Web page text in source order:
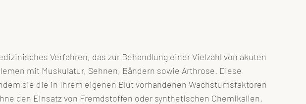
Verfahren, das zur Behandlung einer Vielzahl von akuten
mit Muskulatur, Sehnen, Bändern sowie Arthrose. Diese
sie die in Ihrem eigenen Blut vorhandenen Wachstumsfaktoren
den Einsatz von Fremdstoffen oder synthetischen Chemikalien.